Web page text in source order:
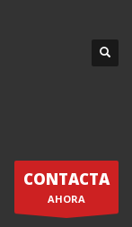
CONTACTA
AHORA